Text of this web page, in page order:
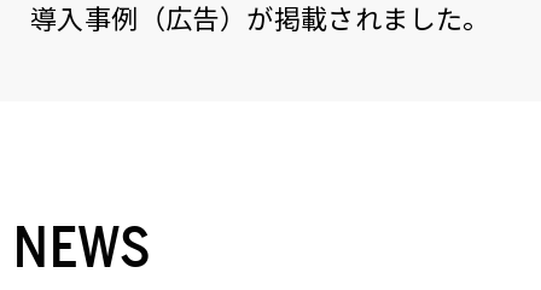
導入事例（広告）が掲載されました。
NEWS